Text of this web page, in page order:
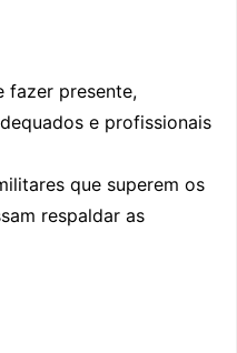
fazer presente,
e profissionais
que superem os
respaldar as